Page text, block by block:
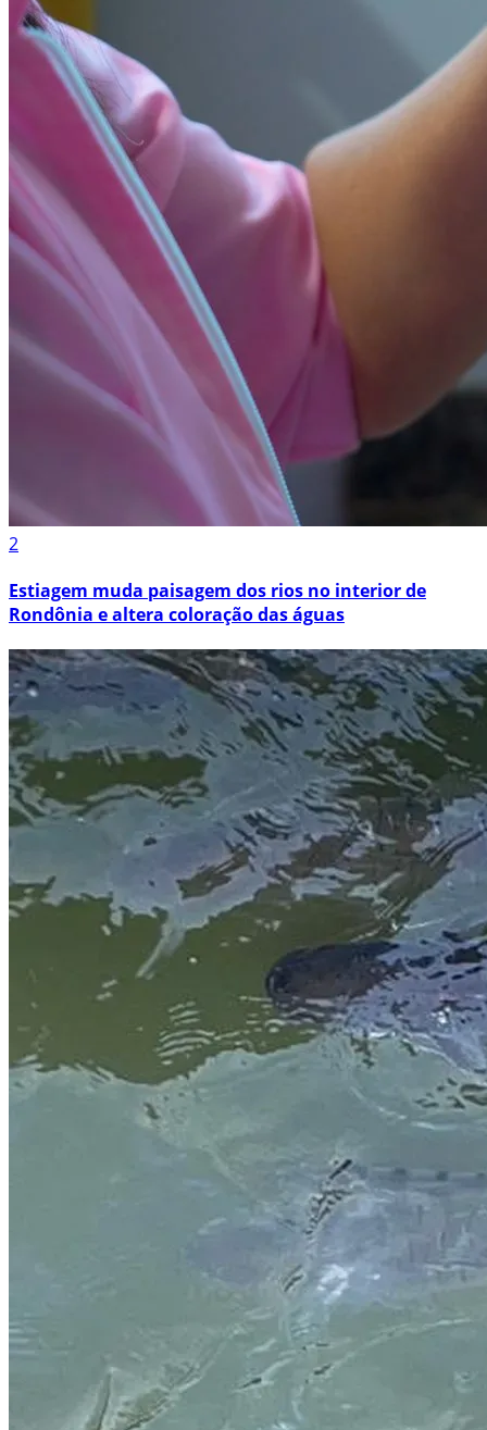
2
Estiagem muda paisagem dos rios no interior de
Rondônia e altera coloração das águas